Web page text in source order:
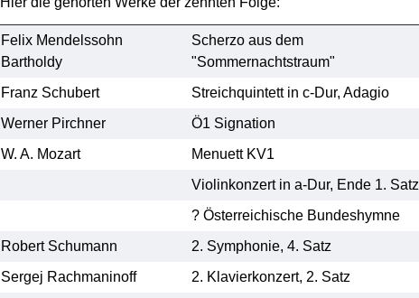
Felix Mendelssohn
Bartholdy
Scherzo aus dem
"Sommernachtstraum"
Franz Schubert
Streichquintett in c-Dur, Adagio
Werner Pirchner
Ö1 Signation
W. A. Mozart
Menuett KV1
Violinkonzert in a-Dur, Ende 1. Satz
? Österreichische Bundeshymne
Robert Schumann
2. Symphonie, 4. Satz
Sergej Rachmaninoff
2. Klavierkonzert, 2. Satz